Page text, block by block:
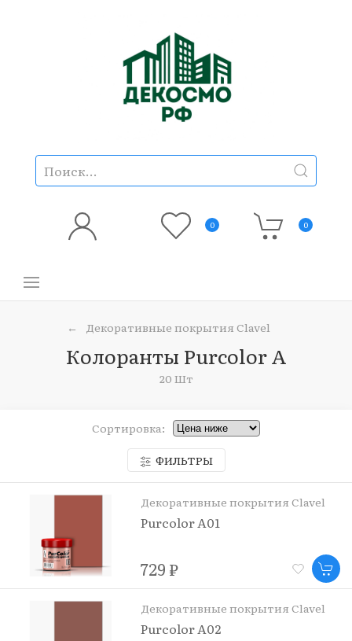
0 0
Декоративные покрытия Clavel
Колоранты Purcolor A
20 Шт
Сортировка:
ФИЛЬТРЫ
Декоративные покрытия Clavel
Purcolor A01
729 ₽
Декоративные покрытия Clavel
Purcolor A02